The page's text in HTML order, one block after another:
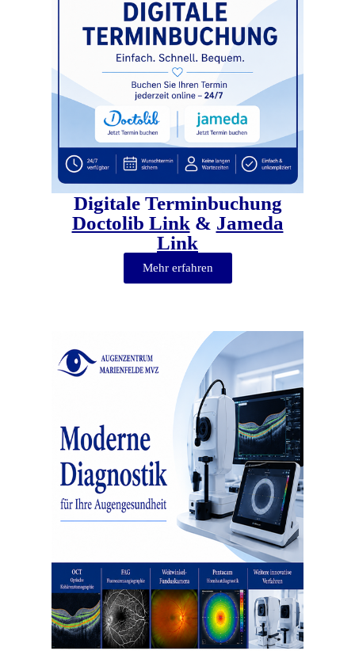
Digitale Terminbuchung
Doctolib Link & Jameda
Link
Mehr erfahren